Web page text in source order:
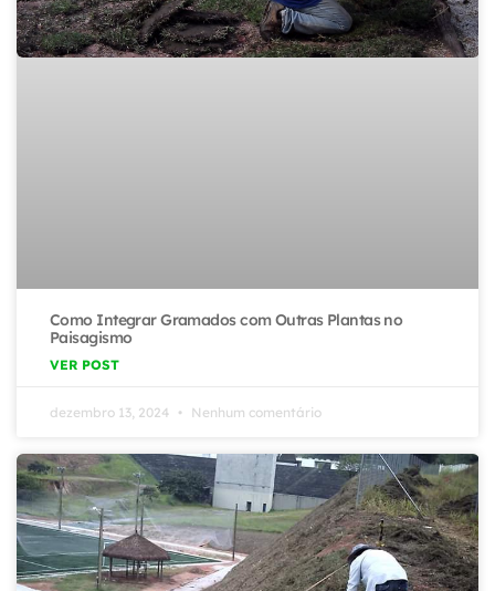
Como Integrar Gramados com Outras Plantas no
Paisagismo
VER POST
dezembro 13, 2024 Nenhum comentário